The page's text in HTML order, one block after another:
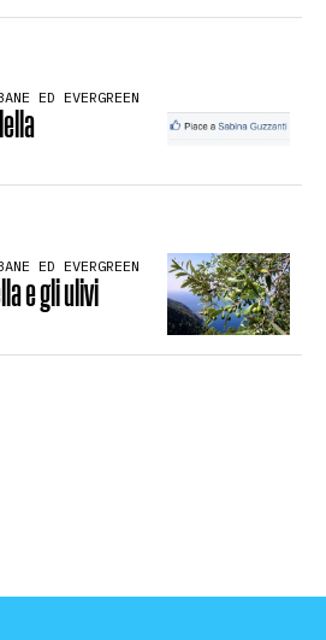
ED EVERGREEN
ED EVERGREEN
e gli ulivi